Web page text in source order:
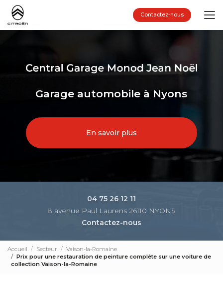
Aller
contenu
principal
Contactez-nous
Garage automobile à Nyons
En savoir plus
04 75 26 12 11
8 avenue Paul Laurens 26110 NYONS
Contactez-nous
Accueil Secteur
Vaison-la-Romaine
Prix pour une restauration de peinture complète sur une voiture de
collection Vaison-la-Romaine